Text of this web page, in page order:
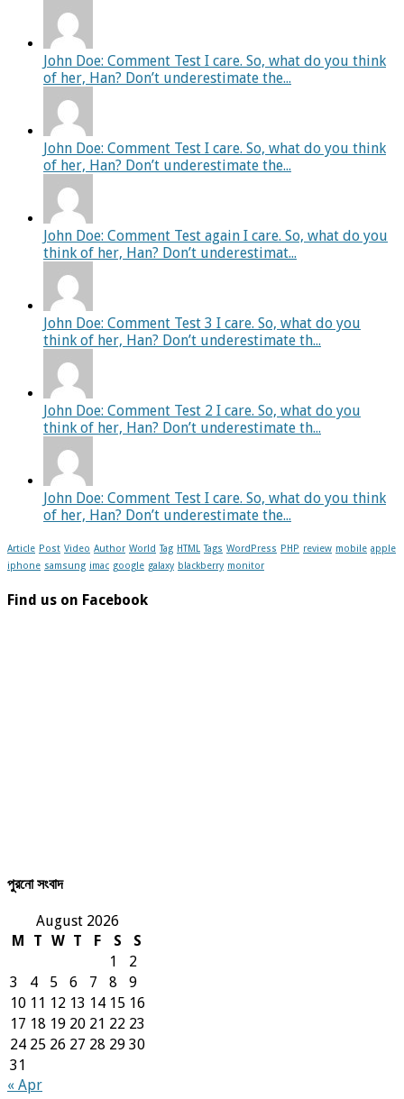
John Doe: Comment Test I care. So, what do you think
of her, Han? Don’t underestimate the...
John Doe: Comment Test I care. So, what do you think
of her, Han? Don’t underestimate the...
John Doe: Comment Test again I care. So, what do you
think of her, Han? Don’t underestimat...
John Doe: Comment Test 3 I care. So, what do you
think of her, Han? Don’t underestimate th...
John Doe: Comment Test 2 I care. So, what do you
think of her, Han? Don’t underestimate th...
John Doe: Comment Test I care. So, what do you think
of her, Han? Don’t underestimate the...
Article Post Video Author World Tag HTML Tags WordPress PHP review mobile apple
iphone samsung imac google galaxy blackberry monitor
Find us on Facebook
পুরনো সংবাদ
August 2026
M
T W T F S
S
1
2
3
4 5 6 7 8
9
10 11 12 13 14 15 16
17 18 19 20 21 22 23
24 25 26 27 28 29 30
31
« Apr